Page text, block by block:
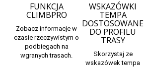
FUNKCJA
CLIMBPRO
Zobacz informacje w
czasie rzeczywistym o
podbiegach na
wgranych trasach.
WSKAZÓWKI
TEMPA
DOSTOSOWANE
DO PROFILU
TRASY
Skorzystaj ze
wskazówek tempa